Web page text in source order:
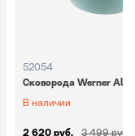
52054
Сковорода Werner
В наличии
2 620 руб. 3 499 руб.